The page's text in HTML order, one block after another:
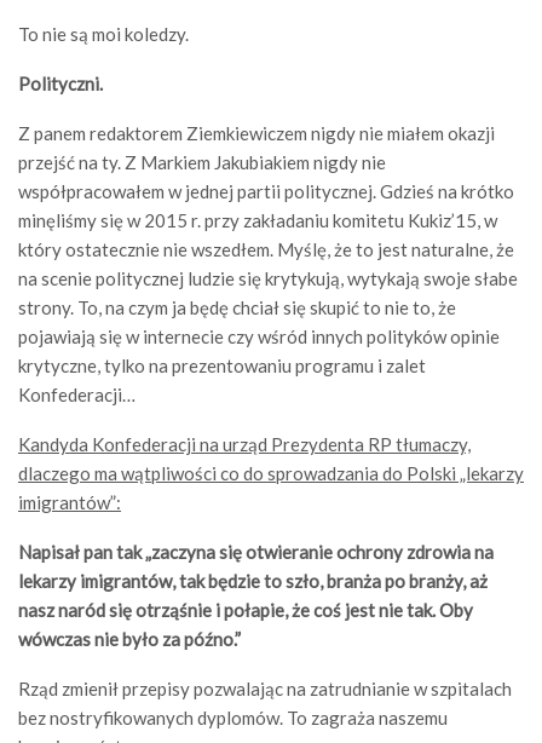
To nie są moi koledzy.
Polityczni.
Z panem redaktorem Ziemkiewiczem nigdy nie miałem okazji
przejść na ty. Z Markiem Jakubiakiem nigdy nie
współpracowałem w jednej partii politycznej. Gdzieś na krótko
minęliśmy się w 2015 r. przy zakładaniu komitetu Kukiz’15, w
który ostatecznie nie wszedłem. Myślę, że to jest naturalne, że
na scenie politycznej ludzie się krytykują, wytykają swoje słabe
strony. To, na czym ja będę chciał się skupić to nie to, że
pojawiają się w internecie czy wśród innych polityków opinie
krytyczne, tylko na prezentowaniu programu i zalet
Konfederacji…
Kandyda Konfederacji na urząd Prezydenta RP tłumaczy,
dlaczego ma wątpliwości co do sprowadzania do Polski „lekarzy
imigrantów”:
Napisał pan tak „zaczyna się otwieranie ochrony zdrowia na
lekarzy imigrantów, tak będzie to szło, branża po branży, aż
nasz naród się otrząśnie i połapie, że coś jest nie tak. Oby
wówczas nie było za późno.”
Rząd zmienił przepisy pozwalając na zatrudnianie w szpitalach
bez nostryfikowanych dyplomów. To zagraża naszemu